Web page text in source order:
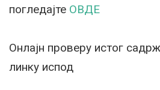
погледајте ОВДЕ
Онлајн проверу истог
линку испод